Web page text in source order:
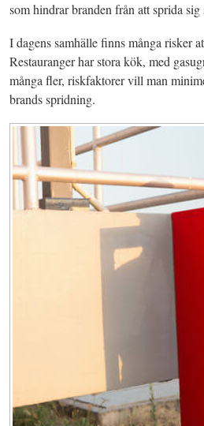
som hindrar branden från att sprida
I dagens samhälle finns många risker
Restauranger har stora kök, med
många fler, riskfaktorer vill man
brands spridning.